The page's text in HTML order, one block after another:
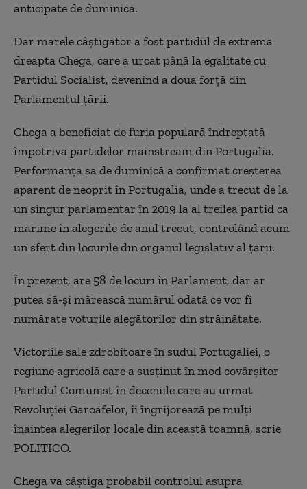
anticipate de duminică.
Dar marele câștigător a fost partidul de extremă
dreapta Chega, care a urcat până la egalitate cu
Partidul Socialist, devenind a doua forță din
Parlamentul țării.
Chega a beneficiat de furia populară îndreptată
împotriva partidelor mainstream din Portugalia.
Performanța sa de duminică a confirmat creșterea
aparent de neoprit în Portugalia, unde a trecut de la
un singur parlamentar în 2019 la al treilea partid ca
mărime în alegerile de anul trecut, controlând acum
un sfert din locurile din organul legislativ al țării.
În prezent, are 58 de locuri în Parlament, dar ar
putea să-și mărească numărul odată ce vor fi
numărate voturile alegătorilor din străinătate.
Victoriile sale zdrobitoare în sudul Portugaliei, o
regiune agricolă care a susținut în mod covârșitor
Partidul Comunist în deceniile care au urmat
Revoluției Garoafelor, îi îngrijorează pe mulți
înaintea alegerilor locale din această toamnă, scrie
POLITICO.
Chega va câștiga probabil controlul asupra